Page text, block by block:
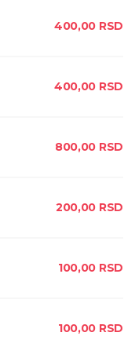
400,00 RSD
400,00 RSD
800,00 RSD
200,00 RSD
100,00 RSD
100,00 RSD